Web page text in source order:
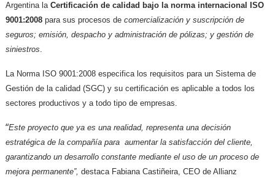
Argentina laCertificación de calidad bajo la norma internacional ISO
9001:2008 para sus procesos decomercialización y suscripción de
seguros; emisión, despacho y administración de pólizas; y gestión de
siniestros.
La Norma ISO 9001:2008 especifica los requisitos para un Sistema de
Gestión de la calidad (SGC) y su certificación es aplicable a todos los
sectores productivos y a todo tipo de empresas.
“Este proyecto que ya es una realidad, representa una decisión
estratégica de la compañía para aumentar la satisfacción del cliente,
garantizando un desarrollo constante mediante el uso de un proceso de
mejora permanente”, destaca Fabiana Castiñeira, CEO de Allianz